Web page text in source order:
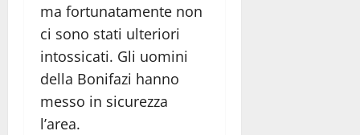
ma fortunatamente non
ci sono stati ulteriori
intossicati. Gli uomini
della Bonifazi hanno
messo in sicurezza
l’area.